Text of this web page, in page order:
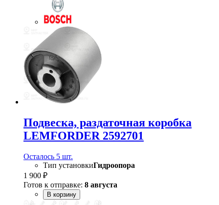
Подвеска, раздаточная коробка
LEMFORDER 2592701
Осталось 5 шт.
Тип установкиГидроопора
1 900 ₽
Готов к отправке: 8 августа
В корзину